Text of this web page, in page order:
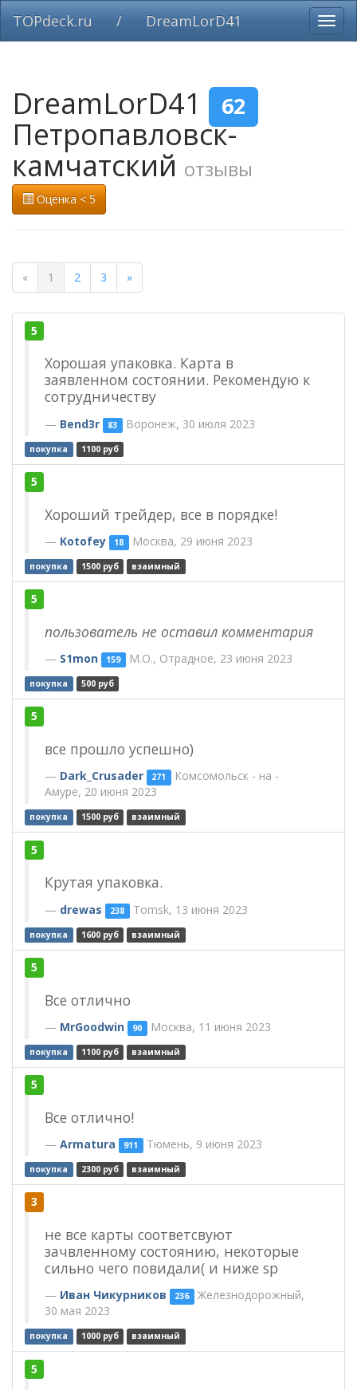
TOPdeck.ru / DreamLorD41
DreamLorD41 62
Петропавловск-
камчатский отзывы
Оценка < 5
« 1 2 3 »
5
Хорошая упаковка. Карта в
заявленном состоянии. Рекомендую к
сотрудничеству
Bend3r 83 Воронеж, 30 июля 2023
покупка 1100 руб
5
Хороший трейдер, все в порядке!
Kotofey 18 Москва, 29 июня 2023
покупка 1500 руб взаимный
5
пользователь не оставил комментария
S1mon 159 М.О., Отрадное, 23 июня 2023
покупка 500 руб
5
все прошло успешно)
Dark_Crusader 271 Комсомольск - на -
Амуре, 20 июня 2023
покупка 1500 руб взаимный
5
Крутая упаковка.
drewas 238 Tomsk, 13 июня 2023
покупка 1600 руб взаимный
5
Все отлично
MrGoodwin 90 Москва, 11 июня 2023
покупка 1100 руб взаимный
5
Все отлично!
Armatura 911 Тюмень, 9 июня 2023
покупка 2300 руб взаимный
3
не все карты соответсвуют
зачвленному состоянию, некоторые
сильно чего повидали( и ниже sp
Иван Чикурников 236 Железнодорожный,
30 мая 2023
покупка 1000 руб взаимный
5